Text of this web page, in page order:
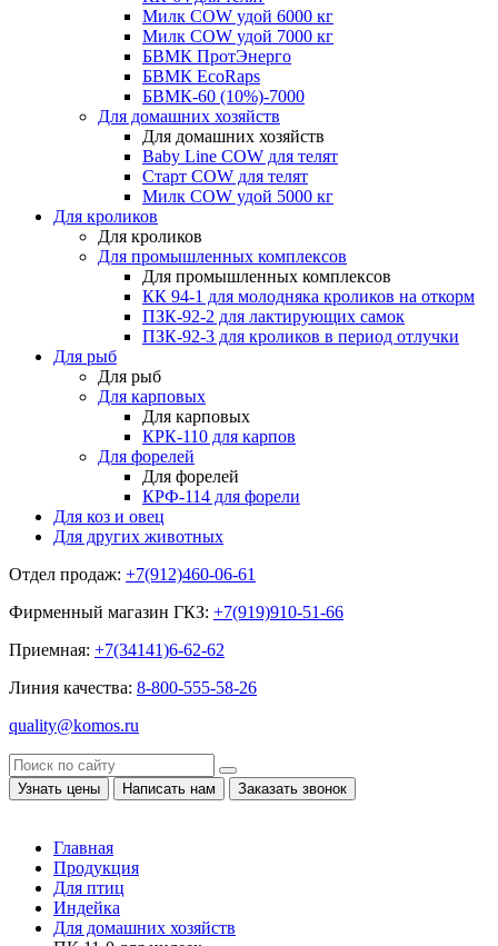
Милк COW удой 6000 кг
Милк COW удой 7000 кг
БВМК ПротЭнерго
БВМК EcoRaps
БВМК-60 (10%)-7000
Для домашних хозяйств
Для домашних хозяйств
Baby Line COW для телят
Старт COW для телят
Милк COW удой 5000 кг
Для кроликов
Для кроликов
Для промышленных комплексов
Для промышленных комплексов
КК 94-1 для молодняка кроликов на откорм
ПЗК-92-2 для лактирующих самок
ПЗК-92-3 для кроликов в период отлучки
Для рыб
Для рыб
Для карповых
Для карповых
КРК-110 для карпов
Для форелей
Для форелей
КРФ-114 для форели
Для коз и овец
Для других животных
Отдел продаж: +7(912)460-06-61
Фирменный магазин ГКЗ: +7(919)910-51-66
Приемная: +7(34141)6-62-62
Линия качества: 8-800-555-58-26
quality@komos.ru
Узнать цены Написать нам Заказать звонок
Главная
Продукция
Для птиц
Индейка
Для домашних хозяйств